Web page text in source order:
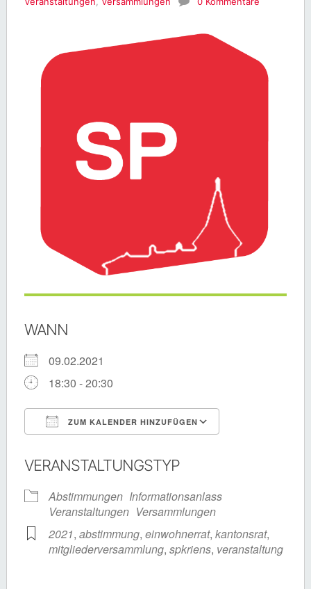
WANN
09.02.2021
18:30 - 20:30
ZUM KALENDER HINZUFÜGEN
VERANSTALTUNGSTYP
Abstimmungen Informationsanlass
Veranstaltungen Versammlungen
2021, abstimmung, einwohnerrat, kantonsrat,
mitgliederversammlung, spkriens, veranstaltung